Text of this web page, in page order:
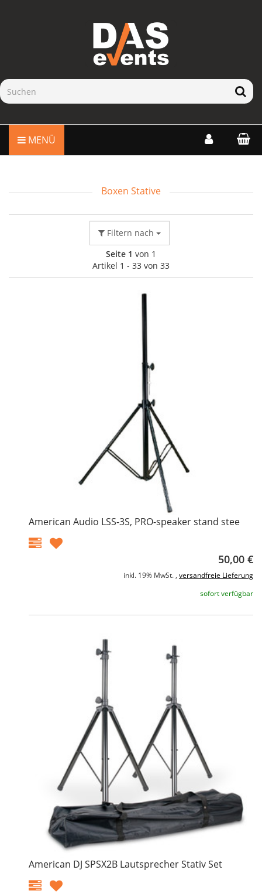
MENÜ
Boxen Stative
Filtern nach
Seite 1 von 1
Artikel 1 - 33 von 33
American Audio LSS-3S, PRO-speaker stand stee
50,00 €
inkl. 19% MwSt. , versandfreie Lieferung
sofort verfügbar
American DJ SPSX2B Lautsprecher Stativ Set